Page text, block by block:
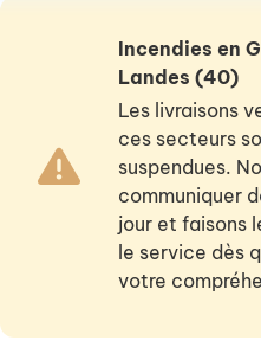
Incendies en
Landes (40)
Les livraisons
ces secteurs
suspendues.
communiquer
jour et faisons
le service dès
votre